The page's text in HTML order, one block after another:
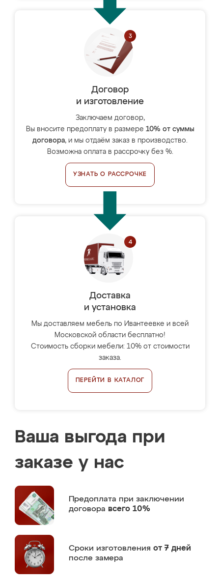
Договор
и изготовление
Заключаем договор,
Вы вносите предоплату в размере 10% от суммы
договора, и мы отдаём заказ в производство.
Возможна оплата в рассрочку без %.
УЗНАТЬ О РАССРОЧКЕ
Доставка
и установка
Мы доставляем мебель по Ивантеевке и всей
Московской области бесплатно!
Стоимость сборки мебели: 10% от стоимости
заказа.
ПЕРЕЙТИ В КАТАЛОГ
Ваша выгода при
заказе у нас
Предоплата при заключении
договора всего 10%
Сроки изготовления от 7 дней
после замера